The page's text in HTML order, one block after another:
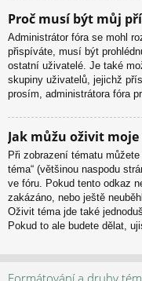
Proč musí být můj
Administrátor fóra se mohl
přispíváte, musí být
ostatní uživatelé. Je také
skupiny uživatelů, jejichž
prosím, administrátora fóra
Jak můžu oživit
Při zobrazení tématu
téma“ (většinou naspodu
ve fóru. Pokud tento odkaz
zakázáno, nebo ještě
Oživit téma jde také
Pokud to ale budete dělat,
Formátování a druhy